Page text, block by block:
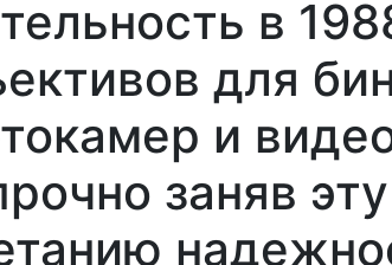
в
для
и
заняв